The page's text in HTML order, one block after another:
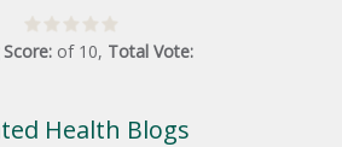
of 10, Total Vote:
Health Blogs